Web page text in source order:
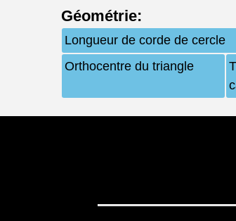
Géométrie:
Longueur de corde de cercle
Orthocentre du triangle